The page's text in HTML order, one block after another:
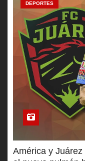
DEPORTES
América y